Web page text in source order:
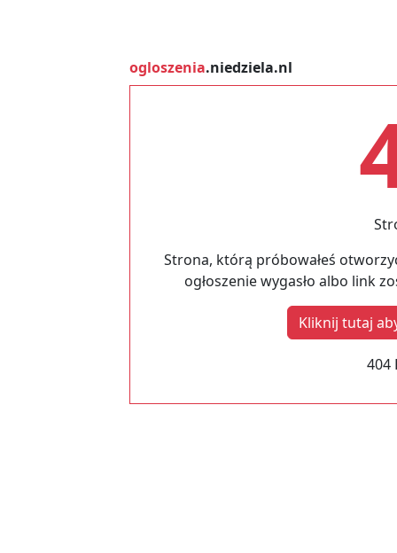
ogloszenia.niedziela.nl
Strona, którą próbowałeś
ogłoszenie wygasło albo link
Kliknij tutaj
404